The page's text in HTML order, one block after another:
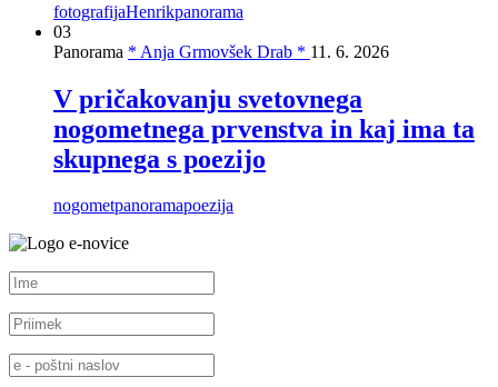
fotografijaHenrikpanorama
03
Panorama * Anja Grmovšek Drab * 11. 6. 2026
V pričakovanju svetovnega
nogometnega prvenstva in kaj ima ta
skupnega s poezijo
nogometpanoramapoezija
e-novice